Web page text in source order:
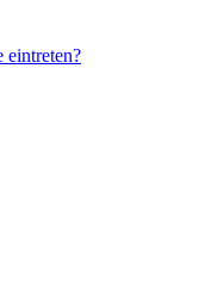
eintreten?